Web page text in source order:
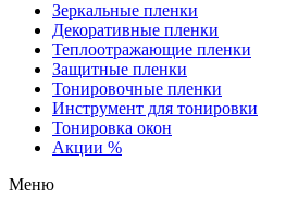
Зеркальные пленки
Декоративные пленки
Теплоотражающие пленки
Защитные пленки
Тонировочные пленки
Инструмент для тонировки
Тонировка окон
Акции %
Меню